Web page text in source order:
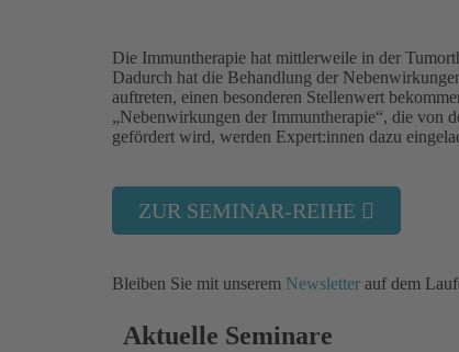
Die Immuntherapie hat mittlerweile in der
Dadurch hat die Behandlung der
auftreten, einen besonderen Stellenwert
„Nebenwirkungen der Immuntherapie“, die von
gefördert wird, werden Expert:innen dazu
ZUR SEMINAR-REIHE
Bleiben Sie mit unserem Newsletter auf dem
Aktuelle Seminare